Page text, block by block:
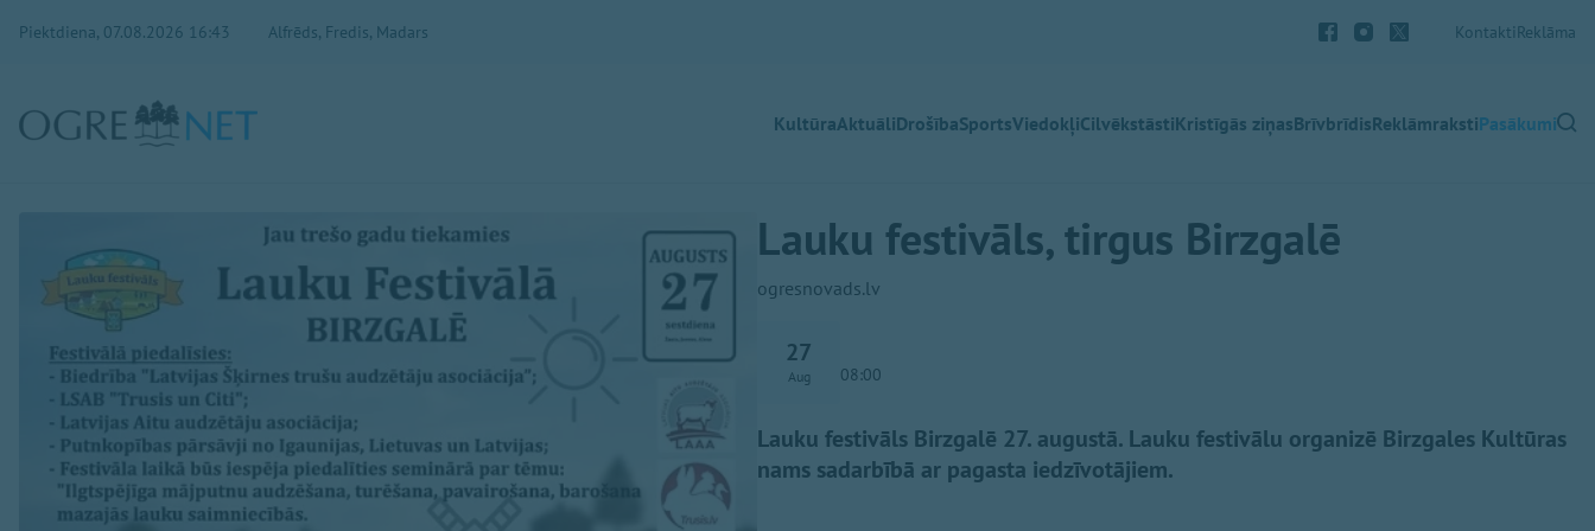
Piektdiena, 07.08.2026 16:43 Alfrēds, Fredis, Madars KontaktiReklāma
KultūraAktuāliDrošībaSportsViedokļiCilvēkstāstiKristīgās ziņasBrīvbrīdisReklāmrakstiPasākumi
Lauku festivāls, tirgus Birzgalē
ogresnovads.lv
27
Aug 08:00
Lauku festivāls Birzgalē 27. augustā. Lauku festivālu organizē Birzgales Kultūras
nams sadarbībā ar pagasta iedzīvotājiem.